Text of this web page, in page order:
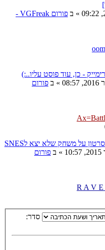
» ב
פורום VGFreak -
- כן, עוד פוסט עליו..:)
» ב פורום
» ב פורום
R A V E
סדר: